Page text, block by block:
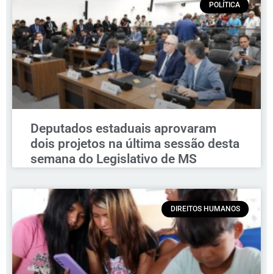
POLÍTICA
Deputados estaduais aprovaram
dois projetos na última sessão desta
semana do Legislativo de MS
DIREITOS HUMANOS